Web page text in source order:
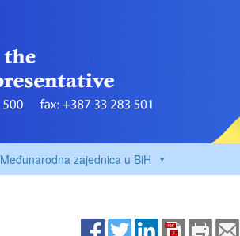
Međunarodna zajednica u BiH